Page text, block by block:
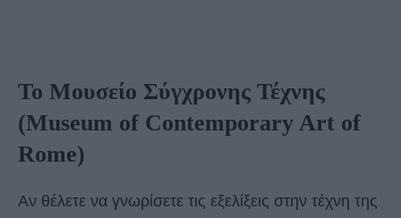
Το Μουσείο Σύγχρονης Τέχνης
(Museum of Contemporary Art of
Rome)
Αν θέλετε να γνωρίσετε τις εξελίξεις στην τέχνη της